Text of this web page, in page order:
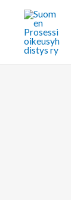
sisältöön